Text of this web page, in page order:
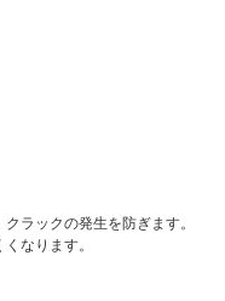
ラックの発生を防ぎます。
なります。